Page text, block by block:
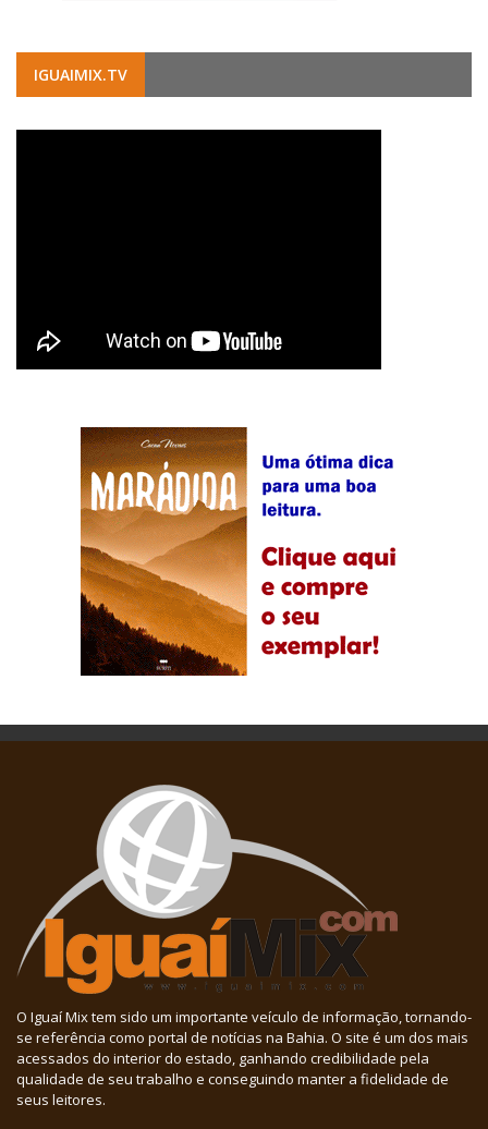
IGUAIMIX.TV
O Iguaí Mix tem sido um importante veículo de informação, tornando-
se referência como portal de notícias na Bahia. O site é um dos mais
acessados do interior do estado, ganhando credibilidade pela
qualidade de seu trabalho e conseguindo manter a fidelidade de
seus leitores.